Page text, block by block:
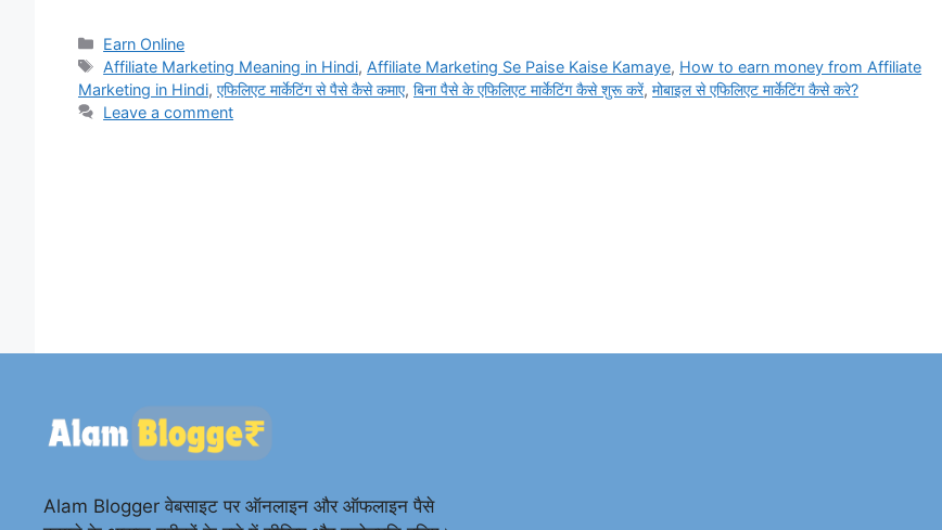
c
e
b
at
s
A
gr e
Categories
Earn Online
Tags
Affiliate Marketing Meaning in Hindi, Affiliate Marketing Se Paise Kaise Kamaye, How to earn money from Affiliate
Marketing in Hindi, एफिलिएट मार्केटिंग से पैसे कैसे कमाए, बिना पैसे के एफिलिएट मार्केटिंग कैसे शुरू करें, मोबाइल से एफिलिएट मार्केटिंग कैसे करे?
Leave a comment
Alam Blogger वेबसाइट पर ऑनलाइन और ऑफलाइन पैसे